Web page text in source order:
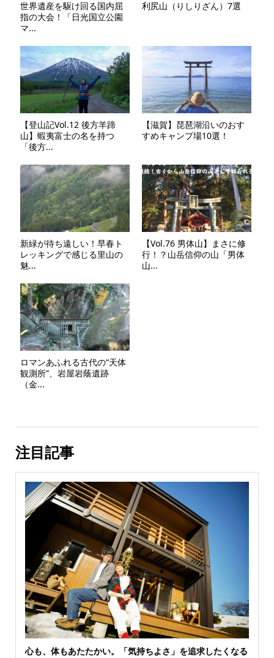
世界遺産を駆け回る国内屈
指の大会！「日光国立公園
マ...
利尻山（りしりざん）7選
【登山記Vol.12 後方羊蹄
山】蝦夷富士の名を持つ
「後方...
【滋賀】琵琶湖沿いのおす
すめキャンプ場10選！
新緑が待ち遠しい！早春ト
レッキングで感じる里山の
魅...
【Vol.76 男体山】まさに修
行！？山岳信仰の山「男体
山...
ロマンあふれる古代の“天体
観測所”、岩屋岩蔭遺跡
（金...
注目記事
心も、体もあたたかい。「気持ちよさ」を追求したくなる